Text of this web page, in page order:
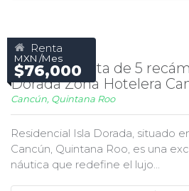
Renta
MXN /Mes
$76,000
Casa en Renta de 5
Dorada Zona Hotelera
Cancún, Quintana Roo
Residencial Isla Dorada, situado
Cancún, Quintana Roo, es una
náutica que redefine el lujo...